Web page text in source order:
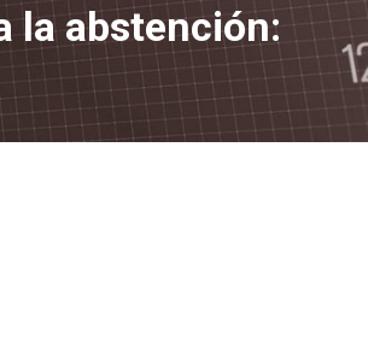
la abstención: